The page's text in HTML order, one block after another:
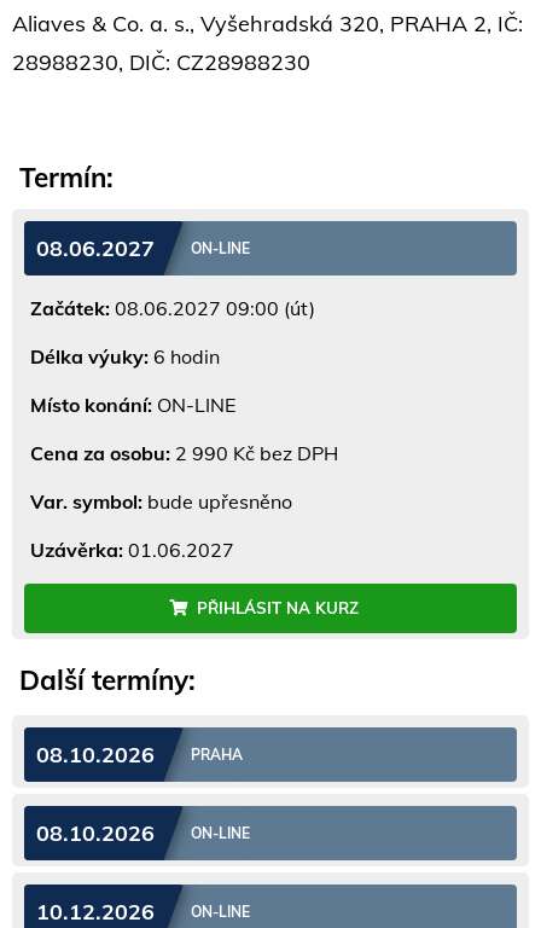
Aliaves & Co. a. s., Vyšehradská 320, PRAHA 2, IČ:
28988230, DIČ: CZ28988230
Termín:
08.06.2027 ON-LINE
Začátek: 08.06.2027 09:00 (út)
Délka výuky: 6 hodin
Místo konání: ON-LINE
Cena za osobu: 2 990 Kč bez DPH
Var. symbol: bude upřesněno
Uzávěrka: 01.06.2027
PŘIHLÁSIT NA KURZ
Další termíny:
08.10.2026 PRAHA
08.10.2026 ON-LINE
10.12.2026 ON-LINE